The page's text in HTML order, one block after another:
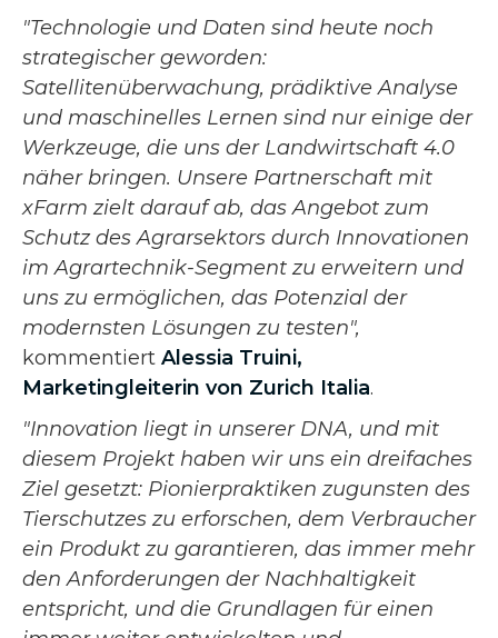
"Technologie und Daten sind heute noch
strategischer geworden:
Satellitenüberwachung, prädiktive Analyse
und maschinelles Lernen sind nur einige der
Werkzeuge, die uns der Landwirtschaft 4.0
näher bringen. Unsere Partnerschaft mit
xFarm zielt darauf ab, das Angebot zum
Schutz des Agrarsektors durch Innovationen
im Agrartechnik-Segment zu erweitern und
uns zu ermöglichen, das Potenzial der
modernsten Lösungen zu testen",
kommentiert Alessia Truini,
Marketingleiterin von Zurich Italia.
"Innovation liegt in unserer DNA, und mit
diesem Projekt haben wir uns ein dreifaches
Ziel gesetzt: Pionierpraktiken zugunsten des
Tierschutzes zu erforschen, dem Verbraucher
ein Produkt zu garantieren, das immer mehr
den Anforderungen der Nachhaltigkeit
entspricht, und die Grundlagen für einen